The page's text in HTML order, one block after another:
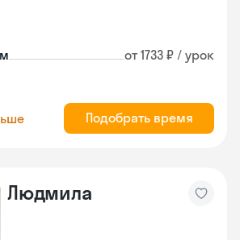
от 1733 ₽ / урок
Подобрать время
Людмила